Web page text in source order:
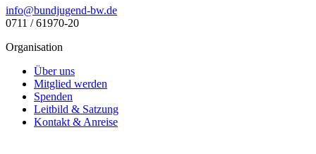
ed.wb-dnegujdnub@ofni
0711 / 61970-20
Organisation
Über uns
Mitglied werden
Spenden
Leitbild & Satzung
Kontakt & Anreise